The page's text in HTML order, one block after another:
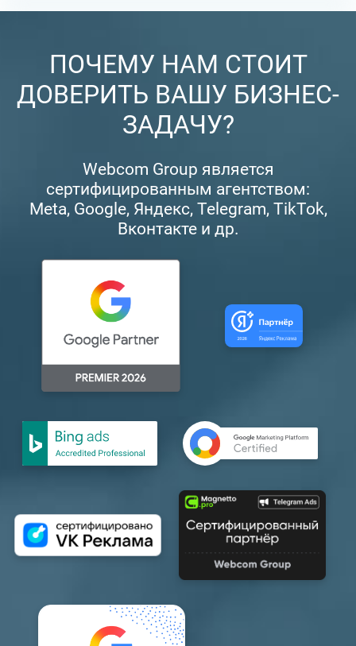
ПОЧЕМУ НАМ СТОИТ
ДОВЕРИТЬ ВАШУ БИЗНЕС-
ЗАДАЧУ?
Webcom Group является
сертифицированным агентством:
Meta, Google, Яндекс, Telegram, TikTok,
Вконтакте и др.